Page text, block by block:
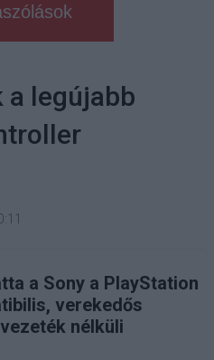
a legújabb
a Sony a PlayStation
verekedős
nélküli